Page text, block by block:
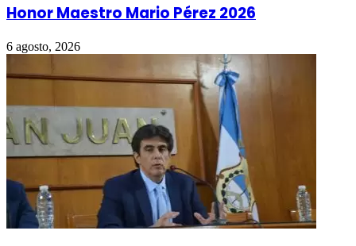
Honor Maestro Mario Pérez 2026
6 agosto, 2026